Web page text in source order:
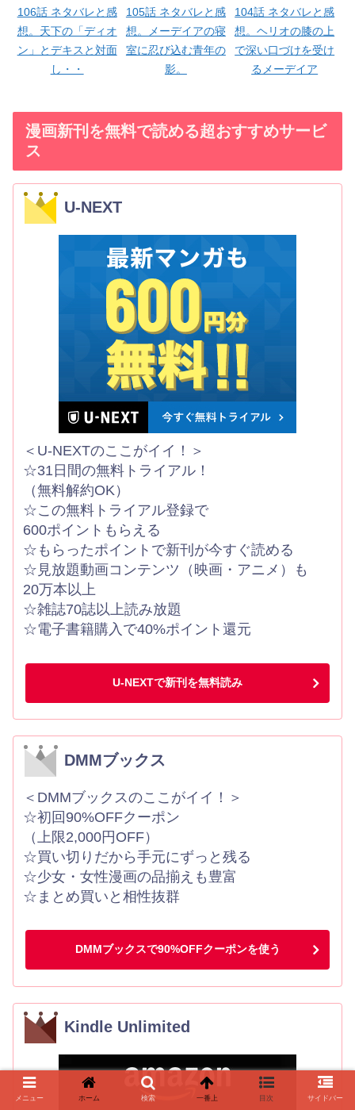
106話 ネタバレと感
想。天下の「ディオ
ン」とデキスと対面
し・・
105話 ネタバレと感
想。メーデイアの寝
室に忍び込む青年の
影。
104話 ネタバレと感
想。ヘリオの膝の上
で深い口づけを受け
るメーデイア
漫画新刊を無料で読める超おすすめサービ
ス
U-NEXT
＜U-NEXTのここがイイ！＞
☆31日間の無料トライアル！
（無料解約OK）
☆この無料トライアル登録で
600ポイントもらえる
☆もらったポイントで新刊が今すぐ読める
☆見放題動画コンテンツ（映画・アニメ）も
20万本以上
☆雑誌70誌以上読み放題
☆電子書籍購入で40%ポイント還元
U-NEXTで新刊を無料読み
DMMブックス
＜DMMブックスのここがイイ！＞
☆初回90%OFFクーポン
（上限2,000円OFF）
☆買い切りだから手元にずっと残る
☆少女・女性漫画の品揃えも豊富
☆まとめ買いと相性抜群
DMMブックスで90%OFFクーポンを使う
Kindle Unlimited
メニュー ホーム 検索 一番上 目次 サイドバー